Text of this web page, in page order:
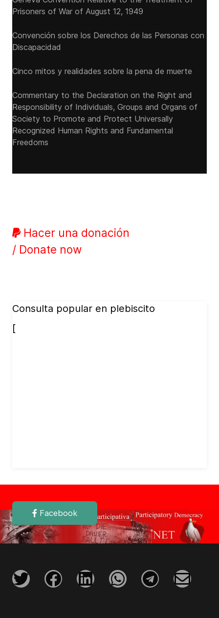
Prisoners of War of August 12, 1949
Convención sobre los Derechos de las Personas con
Discapacidad
Cinco mitos y realidades sobre la pena de muerte
Commentary to the Declaration on the Right and
Responsibility of Individuals, Groups and Organs of
Society to Promote and Protect Universally
Recognized Human Rights and Fundamental
Freedoms
Hacer una donación
/ Donate now
Consulta popular en plebiscito
[
Facebook